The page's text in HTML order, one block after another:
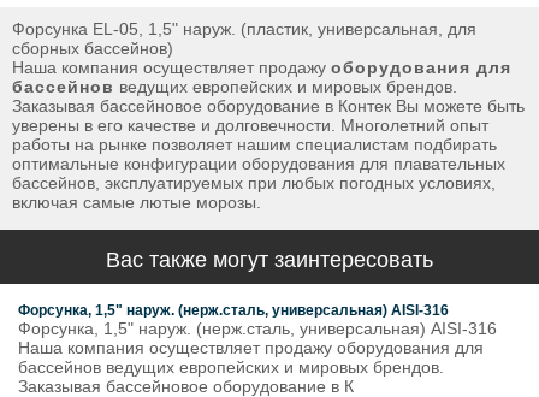
Форсунка EL-05, 1,5" наруж. (пластик, универсальная, для
сборных бассейнов)
Наша компания осуществляет продажу оборудования для
бассейнов ведущих европейских и мировых брендов.
Заказывая бассейновое оборудование в Контек Вы можете быть
уверены в его качестве и долговечности. Многолетний опыт
работы на рынке позволяет нашим специалистам подбирать
оптимальные конфигурации оборудования для плавательных
бассейнов, эксплуатируемых при любых погодных условиях,
включая самые лютые морозы.
Вас также могут заинтересовать
Форсунка, 1,5" наруж. (нерж.сталь, универсальная) AISI-316
Форсунка, 1,5" наруж. (нерж.сталь, универсальная) AISI-316
Наша компания осуществляет продажу оборудования для
бассейнов ведущих европейских и мировых брендов.
Заказывая бассейновое оборудование в К